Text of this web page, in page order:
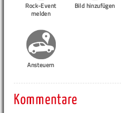
Rock-Event
melden
Bild hinzufügen
Ansteuern
Kommentare